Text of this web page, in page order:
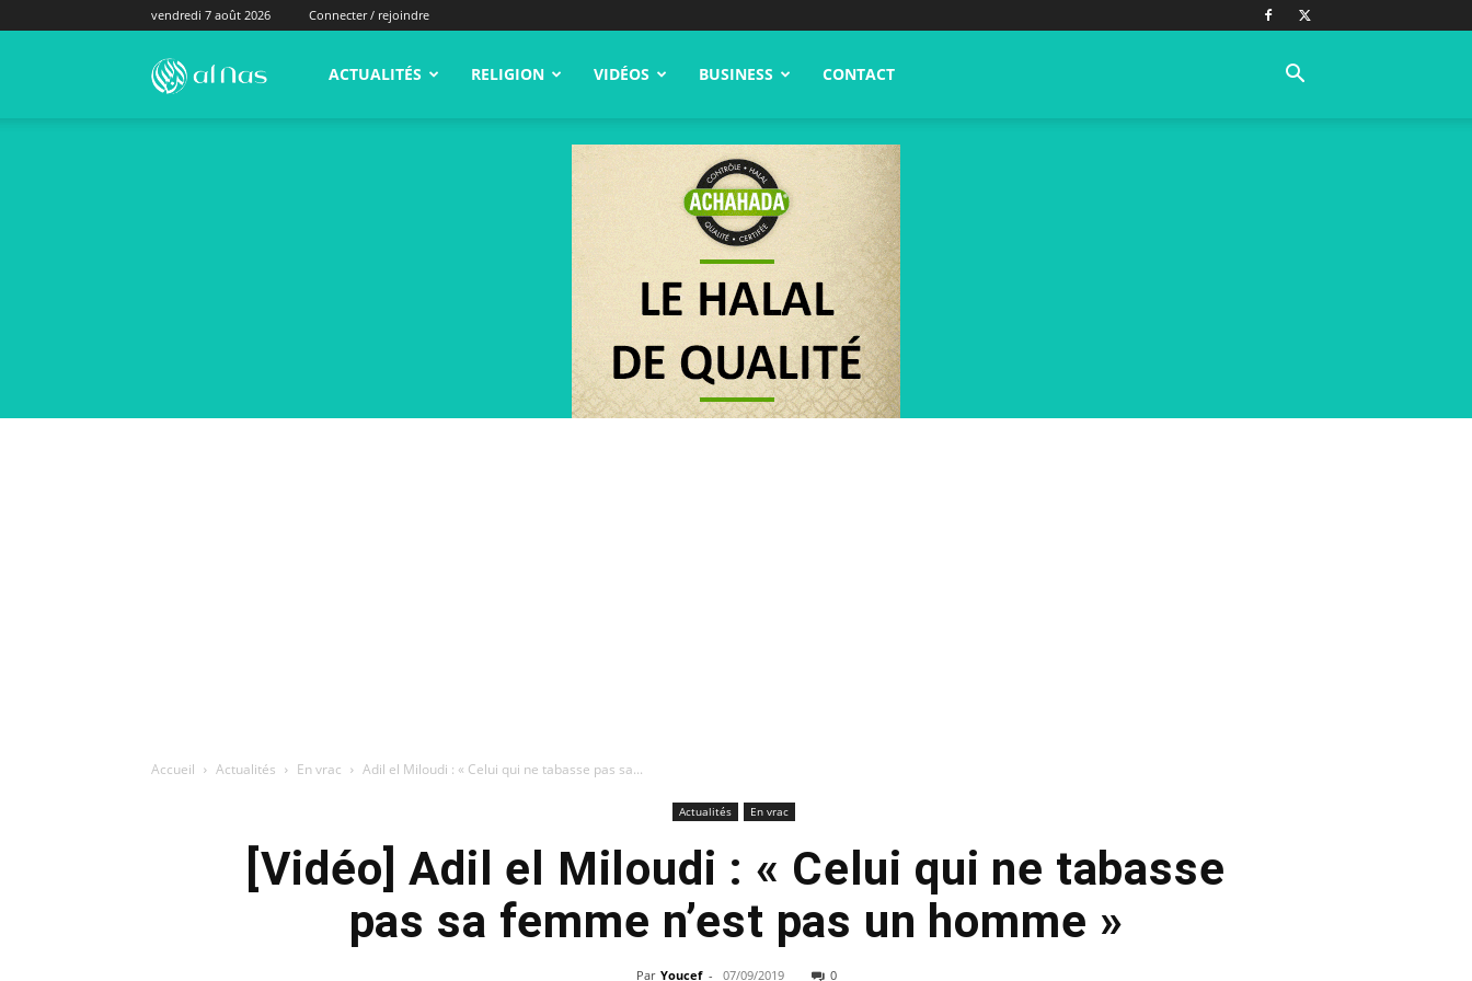
vendredi 7 août 2026 Connecter / rejoindre
alNas.fr ACTUALITÉS RELIGION VIDÉOS BUSINESS CONTACT
Accueil Actualités En vrac Adil el Miloudi : « Celui qui ne tabasse pas sa...
Actualités En vrac
[Vidéo] Adil el Miloudi : « Celui qui ne tabasse
pas sa femme n’est pas un homme »
Par Youcef - 07/09/2019 0